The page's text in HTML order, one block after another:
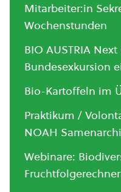
Mitarbeiter:in
Wochenstunden
BIO AUSTRIA
Bundesexkursion
Bio-Kartoffeln im
Praktikum /
NOAH
Webinare:
Fruchtfolgerechner